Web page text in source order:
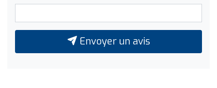
Envoyer un avis